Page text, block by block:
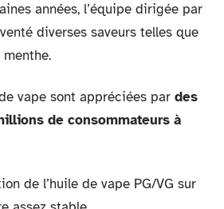
années, l’équipe dirigée par
diverses saveurs telles que
vape sont appréciées par des
de consommateurs à
de l’huile de vape PG/VG sur